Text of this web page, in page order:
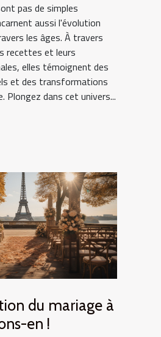
pas de simples
aussi l'évolution
les âges. À travers
recettes et leurs
elles témoignent des
et des transformations
Plongez dans cet univers...
du mariage à
en !